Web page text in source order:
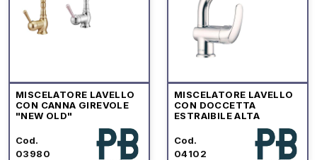
MISCELATORE LAVELLO
CON CANNA GIREVOLE
"NEW OLD"
Cod.
03980
MISCELATORE LAVELLO
CON DOCCETTA
ESTRAIBILE ALTA
Cod.
04102